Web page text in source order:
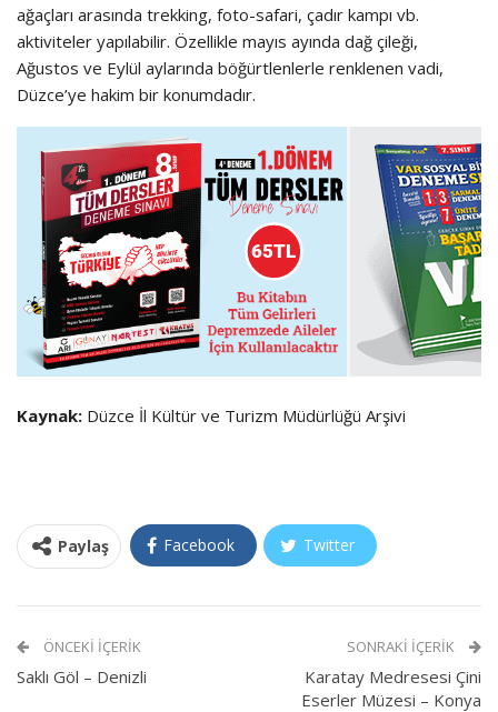
ağaçları arasında trekking, foto-safari, çadır kampı vb.
aktiviteler yapılabilir. Özellikle mayıs ayında dağ çileği,
Ağustos ve Eylül aylarında böğürtlenlerle renklenen vadi,
Düzce’ye hakim bir konumdadır.
Kaynak: Düzce İl Kültür ve Turizm Müdürlüğü Arşivi
Paylaş Facebook Twitter
ÖNCEKI İÇERIK
Saklı Göl – Denizli
SONRAKI İÇERIK
Karatay Medresesi Çini
Eserler Müzesi – Konya